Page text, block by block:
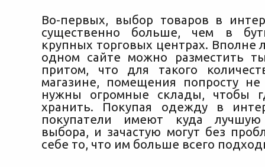
Во-первых, выбор товаров в
существенно больше, чем в
крупных торговых центрах. Вполне
одном сайте можно разместить
притом, что для такого
магазине, помещения попросту
нужны огромные склады, чтобы
хранить. Покупая одежду в
покупатели имеют куда лучшую
выбора, и зачастую могут без
себе то, что им больше всего